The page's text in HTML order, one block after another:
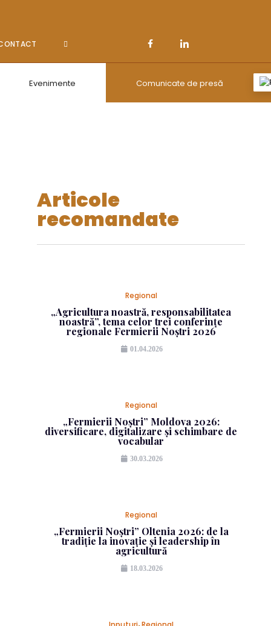
Evenimente Comunicate de presă
Articole
recomandate
Regional
„Agricultura noastră, responsabilitatea
noastră”, tema celor trei conferințe
regionale Fermierii Noștri 2026
01.04.2026
Regional
„Fermierii Noștri” Moldova 2026:
diversificare, digitalizare și schimbare de
vocabular
30.03.2026
Regional
„Fermierii Noștri” Oltenia 2026: de la
tradiție la inovație și leadership în
agricultură
18.03.2026